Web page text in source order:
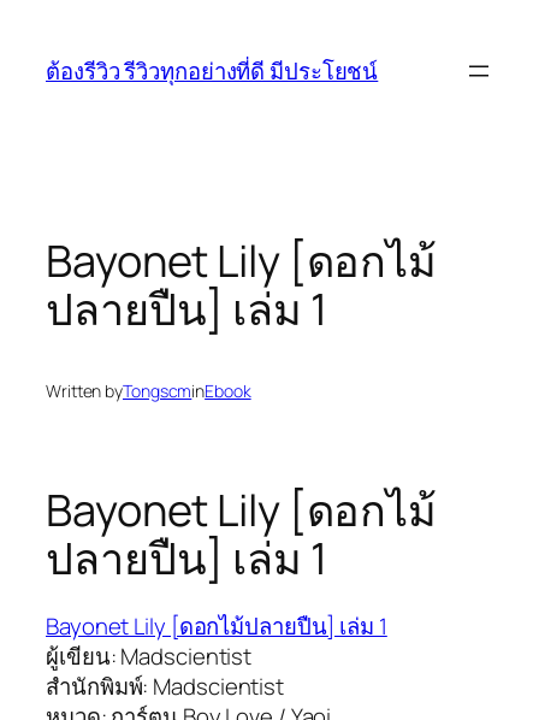
content
ต้องรีวิว รีวิวทุกอย่างที่ดี มีประโยชน์
Bayonet Lily [ดอกไม้
ปลายปืน] เล่ม 1
Written byTongscminEbook
Bayonet Lily [ดอกไม้
ปลายปืน] เล่ม 1
Bayonet Lily [ดอกไม้ปลายปืน] เล่ม 1
ผู้เขียน: Madscientist
สำนักพิมพ์: Madscientist